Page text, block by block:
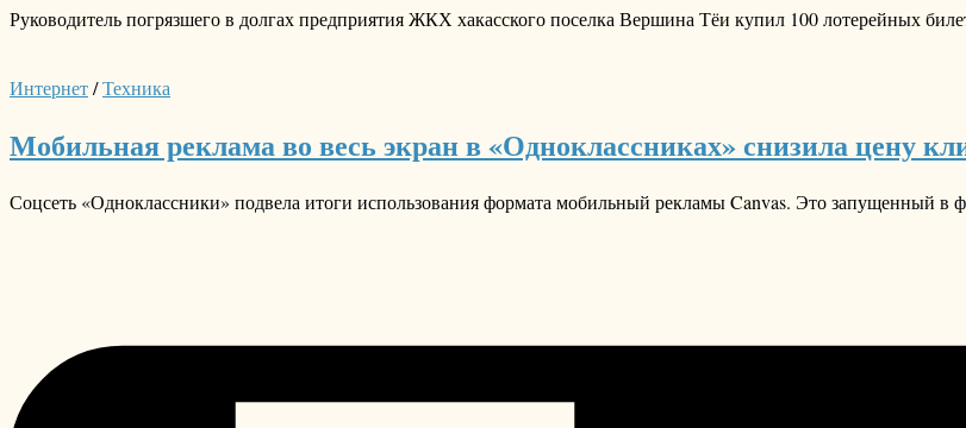
Руководитель погрязшего в долгах предприятия ЖКХ хакасского поселка Вершина Тёи купил 100 лотерейных
Интернет/Техника
Мобильная реклама во весь экран в «Одноклассниках» снизила цену
Соцсеть «Одноклассники» подвела итоги использования формата мобильный рекламы Canvas. Это запущенный